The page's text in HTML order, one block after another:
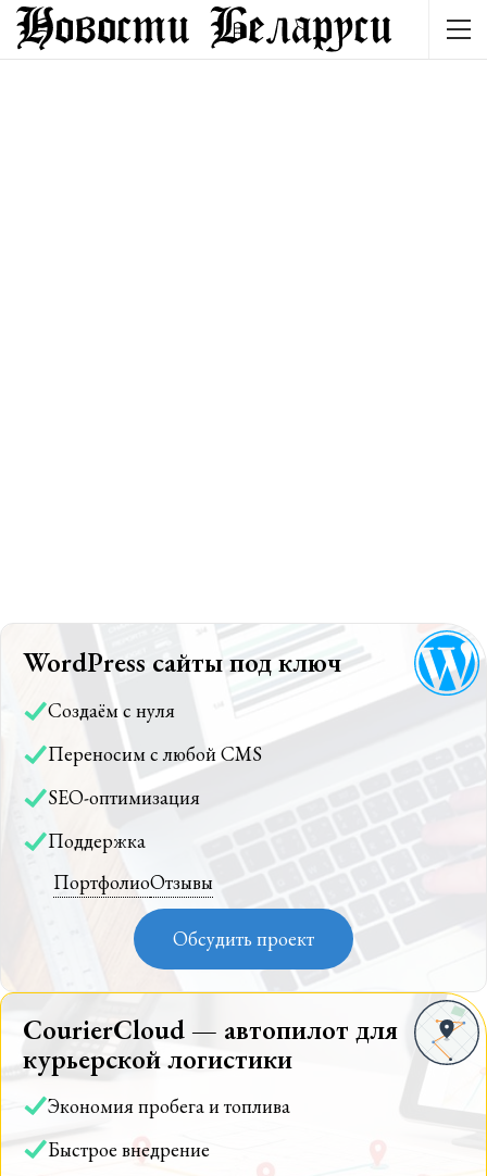
WordPress сайты под ключ
Создаём с нуля
Переносим с любой CMS
SEO-оптимизация
Поддержка
ПортфолиоОтзывы
Обсудить проект
CourierCloud — автопилот для
курьерской логистики
Экономия пробега и топлива
Быстрое внедрение